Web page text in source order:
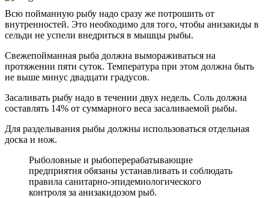
Всю пойманную рыбу надо сразу же потрошить от
внутренностей. Это необходимо для того, чтобы анизакиды в
сельди не успели внедриться в мышцы рыбы.
Свежепойманная рыба должна вымораживаться на
протяжении пяти суток. Температура при этом должна быть
не выше минус двадцати градусов.
Засаливать рыбу надо в течении двух недель. Соль должна
составлять 14% от суммарного веса засаливаемой рыбы.
Для разделывания рыбы должны использоваться отдельная
доска и нож.
Рыболовные и рыбоперерабатывающие
предприятия обязаны устанавливать и соблюдать
правила санитарно-эпидемиологического
контроля за анизакидозом рыб.